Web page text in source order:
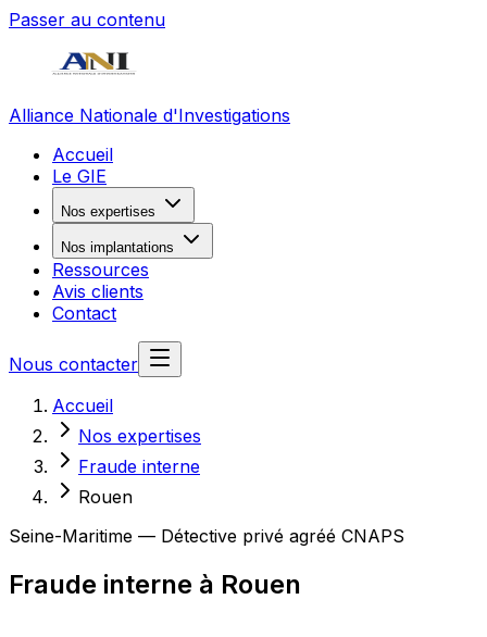
Passer au contenu
Alliance Nationale d'Investigations
Accueil
Le GIE
Nos expertises
Nos implantations
Ressources
Avis clients
Contact
Nous contacter
Accueil
Nos expertises
Fraude interne
Rouen
Seine-Maritime — Détective privé agréé CNAPS
Fraude interne à Rouen